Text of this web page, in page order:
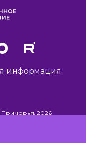
информация
2026